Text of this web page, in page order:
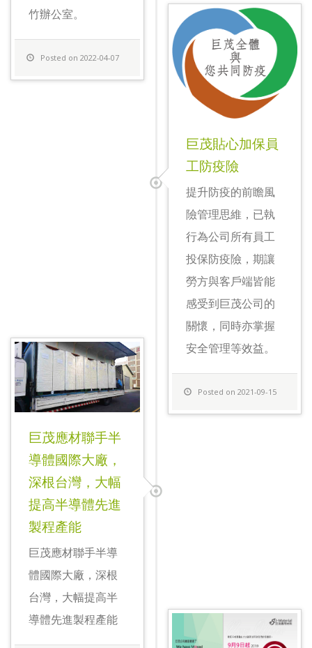
竹辦公室。
Posted on 2022-04-07
巨茂貼心加保員
工防疫險
提升防疫的前瞻風
險管理思維，已執
行為公司所有員工
投保防疫險，期讓
勞方與客戶端皆能
感受到巨茂公司的
關懷，同時亦掌握
安全管理等效益。
Posted on 2021-09-15
巨茂應材聯手半
導體國際大廠，
深根台灣，大幅
提高半導體先進
製程產能
巨茂應材聯手半導
體國際大廠，深根
台灣，大幅提高半
導體先進製程產能